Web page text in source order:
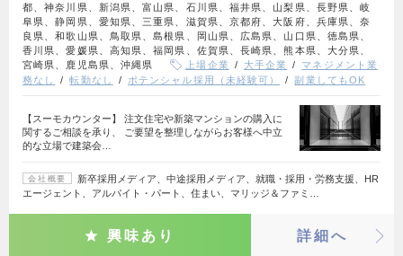
都、神奈川県、新潟県、富山県、石川県、福井県、山梨県、長野県、岐
阜県、静岡県、愛知県、三重県、滋賀県、京都府、大阪府、兵庫県、奈
良県、和歌山県、鳥取県、島根県、岡山県、広島県、山口県、徳島県、
香川県、愛媛県、高知県、福岡県、佐賀県、長崎県、熊本県、大分県、
宮崎県、鹿児島県、沖縄県
上場企業 大手企業
マネジメント業
務なし
転勤なし ポテンシャル採用（未経験可） 副業してもOK
【スーモカウンター】 注文住宅や新築マンションの購入に
関するご相談を承り、 ご要望を整理しながらお客様へ中立
的な立場で建築会…
会社概要
新卒採用メディア、中途採用メディア、就職・採用・労務支援、HR
エージェント、アルバイト・パート、住まい、マリッジ＆ファミ…
興味あり 詳細へ